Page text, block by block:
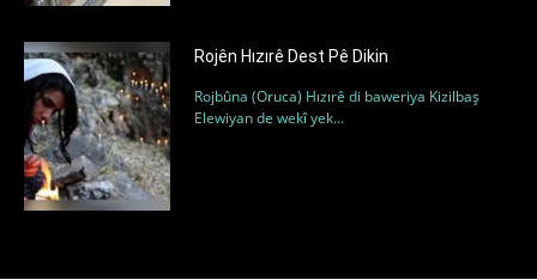
Rojên Hızırê Dest Pê Dikin
Rojbûna (Oruca) Hızırê di baweriya Kizilbaş
Elewiyan de wekî yek...